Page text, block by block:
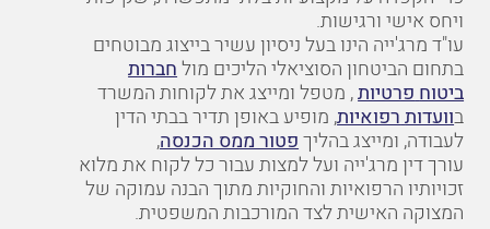
ויחס אישי ורגישות.
עו"דמרג'ייה הינובעל ניסיון עשיר בייצוג מבוטחים
בתחום הביטחון הסוציאליהליכים מולחברות
ביטוחפרטיות, מטפל ומייצג את לקוחות המשרד
בוועדותרפואיות,מופיע באופן תדיר בבתי הדין
לעבודה,ומייצג בהליךפטור ממס הכנסה,
עורךדין מרג'ייה ועללמצותעבורכללקוח אתמלוא
זכויותיו הרפואיות והחוקיות מתוךהבנה עמוקה של
המצוקה האישיתלצדהמורכבותהמשפטית.